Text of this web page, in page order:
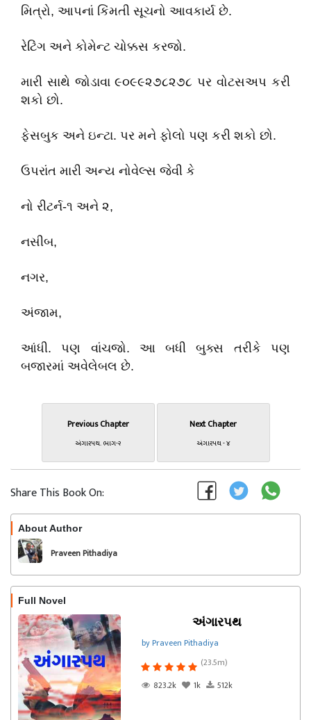
મિત્રો, આપનાં કિંમતી સૂચનો આવકાર્ય છે.
રેટિંગ અને કોમેન્ટ ચોક્કસ કરજો.
મારી સાથે જોડાવા ૯૦૯૯૨૭૮૨૭૮ પર વોટસઅપ કરી
શકો છો.
ફેસબુક અને ઇન્ટા. પર મને ફોલો પણ કરી શકો છો.
ઉપરાંત મારી અન્ય નોવેલ્સ જેવી કે
નો રીટર્ન-૧ અને ૨,
નસીબ,
નગર,
અંજામ,
આંધી. પણ વાંચજો. આ બધી બુક્સ તરીકે પણ
બજારમાં અવેલેબલ છે.
Previous Chapter
અંગારપથ. ભાગ-૨
Next Chapter
અંગારપથ - ૪
Share This Book On:
About Author
Praveen Pithadiya
Full Novel
અંગારપથ
by Praveen Pithadiya
(23.5m)
823.2k
1k 512k